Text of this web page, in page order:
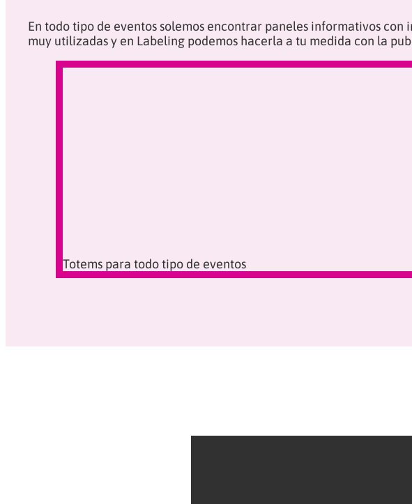
En todo tipo de eventos solemos encontrar paneles informativos
muy utilizadas y en Labeling podemos hacerla a tu medida con la
Totems para todo tipo de eventos